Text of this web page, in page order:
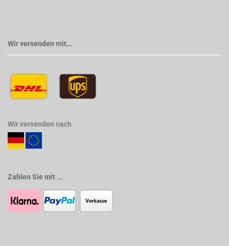
Wir versenden mit...
Wir versenden nach
Zahlen Sie mit ...